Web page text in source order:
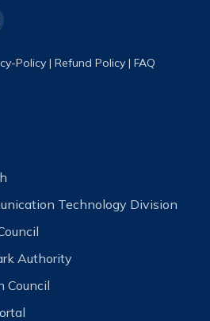
Policy | Refund Policy | FAQ
Technology Division
Authority
Council